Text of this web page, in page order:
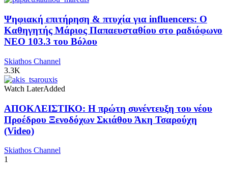
Ψηφιακή επιτήρηση & πτυχία για influencers: Ο
Καθηγητής Μάριος Παπαευσταθίου στο ραδιόφωνο
NEO 103.3 του Βόλου
Skiathos Channel
3.3K
Watch LaterAdded
ΑΠΟΚΛΕΙΣΤΙΚΟ: Η πρώτη συνέντευξη του νέου
Προέδρου Ξενοδόχων Σκιάθου Άκη Τσαρούχη
(Video)
Skiathos Channel
1